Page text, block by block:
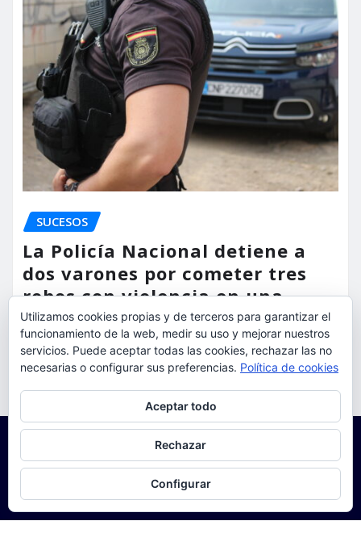
SUCESOS
La Policía Nacional detiene a
dos varones por cometer tres
robos con violencia en una
misma mañana
torrent al dia Ago 7, 2026
Utilizamos cookies propias y de terceros para garantizar el
funcionamiento de la web, medir su uso y mejorar nuestros
servicios. Puede aceptar todas las cookies, rechazar las no
necesarias o configurar sus preferencias. Política de cookies
Aceptar todo
Rechazar
Configurar
Para obtener más información, incluido cómo gestionar las cookies,